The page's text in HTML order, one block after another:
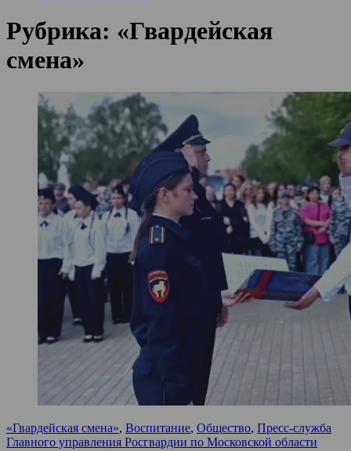
Рубрика: «Гвардейская
смена»
«Гвардейская смена», Воспитание, Общество, Пресс-служба
Главного управления Росгвардии по Московской области